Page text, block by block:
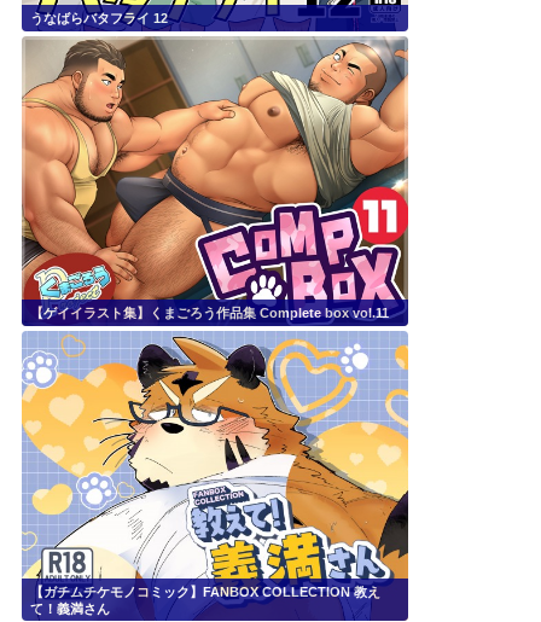
うなばらバタフライ 12
【ゲイイラスト集】くまごろう作品集 Complete box vol.11
【ガチムチケモノコミック】FANBOX COLLECTION 教え
て！義満さん